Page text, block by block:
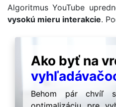
Algoritmus YouTube
vysokú mieru interakcie.
Ako byť na
Behom pár chvíľ